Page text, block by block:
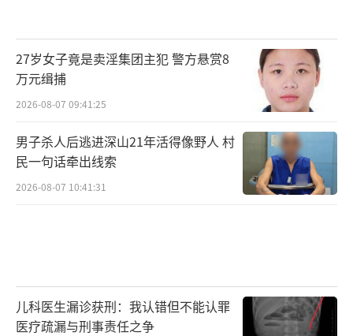
27岁女子竟是卖淫集团主犯 警方悬赏8
万元缉捕
2026-08-07 09:41:25
男子杀人后逃进深山21年活得像野人 村
民一句话牵出线索
2026-08-07 10:41:31
儿科医生漏诊获刑：我认错但不能认罪
医疗疏漏与刑事责任之争